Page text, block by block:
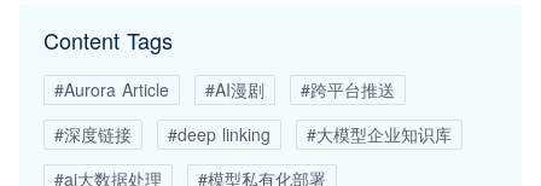
Content Tags
#Aurora Article #AI漫剧
#跨平台推送
#深度链接
#deep linking
#大模型企业知识库
#ai大数据处理
#模型私有化部署